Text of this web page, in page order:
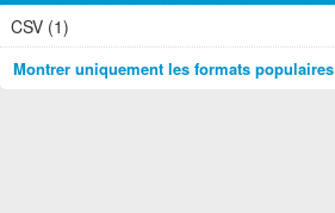
CSV (1)
Montrer uniquement les formats populaires